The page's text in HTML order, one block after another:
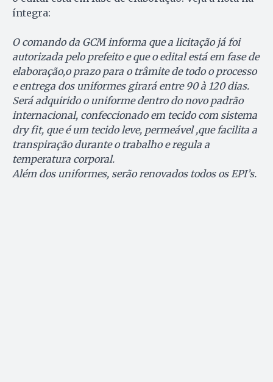
íntegra:
O comando da GCM informa que a licitação já foi
autorizada pelo prefeito e que o edital está em fase de
elaboração,o prazo para o trâmite de todo o processo
e entrega dos uniformes girará entre 90 à 120 dias.
Será adquirido o uniforme dentro do novo padrão
internacional, confeccionado em tecido com sistema
dry fit, que é um tecido leve, permeável ,que facilita a
transpiração durante o trabalho e regula a
temperatura corporal.
Além dos uniformes, serão renovados todos os EPI’s.